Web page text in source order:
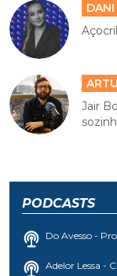
Jair
PODCASTS
Do Avesso -
Adelor Lessa -